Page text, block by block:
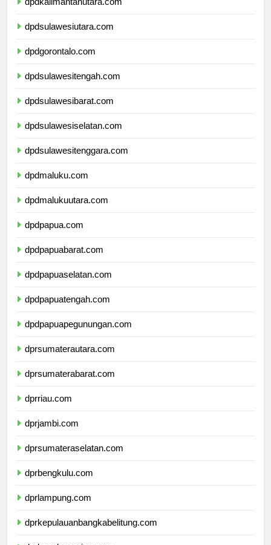
dpdsulawesiutara.com
dpdgorontalo.com
dpdsulawesitengah.com
dpdsulawesibarat.com
dpdsulawesiselatan.com
dpdsulawesitenggara.com
dpdmaluku.com
dpdmalukuutara.com
dpdpapua.com
dpdpapuabarat.com
dpdpapuaselatan.com
dpdpapuatengah.com
dpdpapuapegunungan.com
dprsumaterautara.com
dprsumaterabarat.com
dprriau.com
dprjambi.com
dprsumateraselatan.com
dprbengkulu.com
dprlampung.com
dprkepulauanbangkabelitung.com